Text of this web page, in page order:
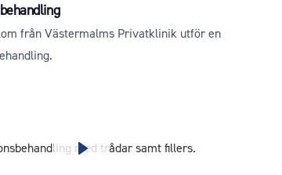
från Västermalms Privatklinik utför en